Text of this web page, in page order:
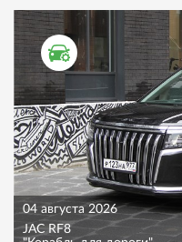
ТЕСТ ДРАЙВ
04 августа 2026
JAC RF8